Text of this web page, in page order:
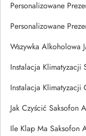
Personalizowane
Personalizowane
Wszywka Alkoholowa
Instalacja Klimatyzacji
Instalacja Klimatyzacji
Jak Czyścić Saksofon
Ile Klap Ma Saksofon